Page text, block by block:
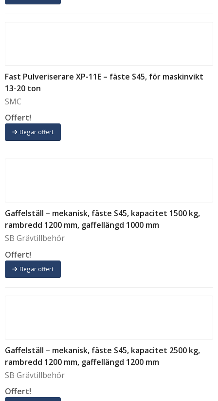
Fast Pulveriserare XP-11E – fäste S45, för maskinvikt
13-20 ton
SMC
Offert!
Begär offert
Gaffelställ – mekanisk, fäste S45, kapacitet 1500 kg,
rambredd 1200 mm, gaffellängd 1000 mm
SB Grävtillbehör
Offert!
Begär offert
Gaffelställ – mekanisk, fäste S45, kapacitet 2500 kg,
rambredd 1200 mm, gaffellängd 1200 mm
SB Grävtillbehör
Offert!